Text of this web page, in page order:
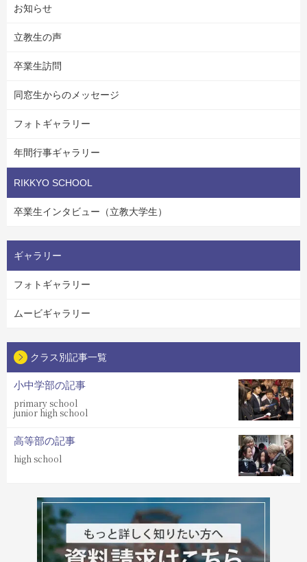
お知らせ
立教生の声
卒業生訪問
同窓生からのメッセージ
フォトギャラリー
年間行事ギャラリー
RIKKYO SCHOOL
卒業生インタビュー（立教大学生）
ギャラリー
フォトギャラリー
ムービギャラリー
クラス別記事一覧
小中学部の記事
primary school
junior high school
高等部の記事
high school